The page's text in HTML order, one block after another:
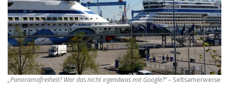
„Panoramafreiheit? War das nicht irgendwas mit Google?“ – Seltsamerweise